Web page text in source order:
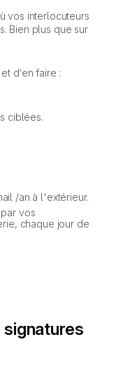
vos interlocuteurs
Bien plus que sur
d’en faire :
ciblées.
/an à l'extérieur.
vos
chaque jour de